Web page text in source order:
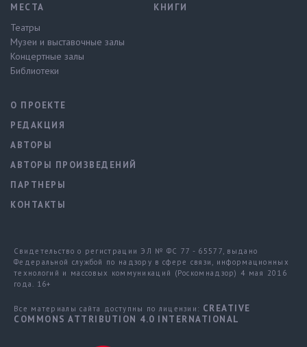
МЕСТА
Театры
Музеи и выставочные залы
Концертные залы
Библиотеки
КНИГИ
О ПРОЕКТЕ
РЕДАКЦИЯ
АВТОРЫ
АВТОРЫ ПРОИЗВЕДЕНИЙ
ПАРТНЕРЫ
КОНТАКТЫ
Свидетельство о регистрации ЭЛ № ФС 77 - 65577, выдано
Федеральной службой по надзору в сфере связи, информационных
технологий и массовых коммуникаций (Роскомнадзор) 4 мая 2016
года. 16+
Все материалы сайта доступны по лицензии: CREATIVE
COMMONS ATTRIBUTION 4.0 INTERNATIONAL